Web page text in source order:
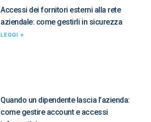
Accessi dei fornitori esterni alla rete
aziendale: come gestirli in sicurezza
LEGGI »
Quando un dipendente lascia l’azienda:
come gestire account e accessi